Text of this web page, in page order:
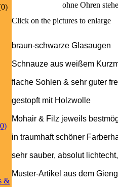
&
ohne Ohren
Click on the pictures to enlarge
braun-schwarze Glasaugen
Schnauze aus weißem
flache Sohlen & sehr guter
gestopft mit Holzwolle
Mohair & Filz jeweils
in traumhaft schöner
sehr sauber, absolut
Muster-Artikel aus dem